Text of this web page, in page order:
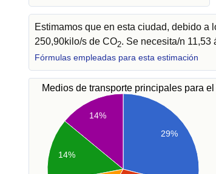
Estimamos que en esta ciudad, debido
250,90kilo/s de CO2. Se necesita/n
Fórmulas empleadas para esta estimación
Medios de transporte principales para
29%
14%
14%